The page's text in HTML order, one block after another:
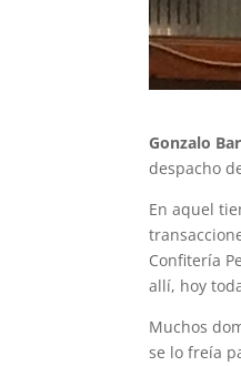
Gonzalo
despacho
En aquel
Confitería
allí, hoy
Muchos
se lo freía